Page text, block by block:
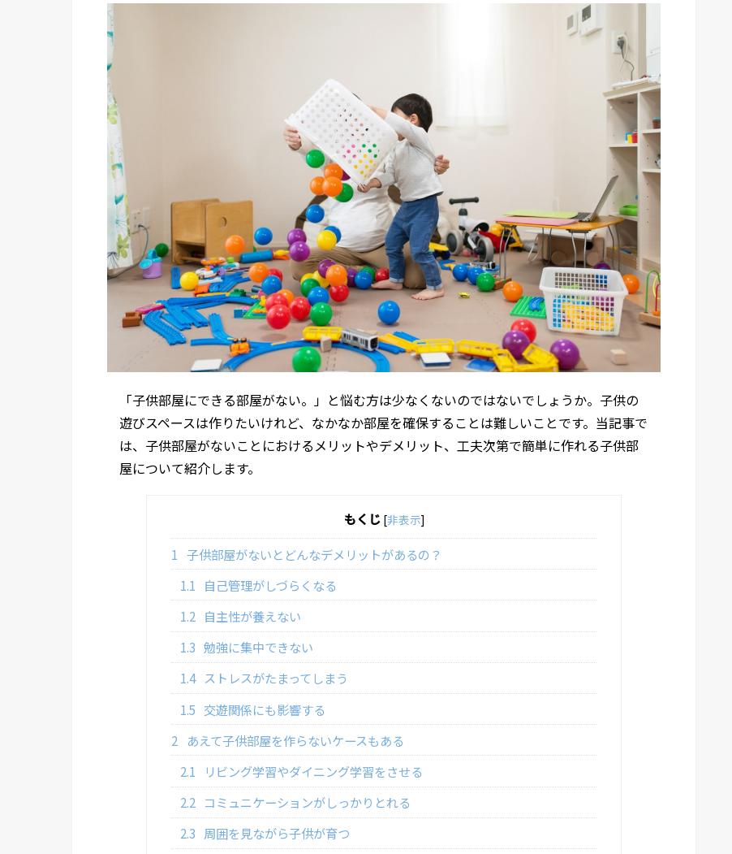
「子供部屋にできる部屋がない。」と悩む方は少なくないのではないでしょうか。子供の
遊びスペースは作りたいけれど、なかなか部屋を確保することは難しいことです。当記事で
は、子供部屋がないことにおけるメリットやデメリット、工夫次第で簡単に作れる子供部
屋について紹介します。
もくじ [非表示]
1 子供部屋がないとどんなデメリットがあるの？
1.1 自己管理がしづらくなる
1.2 自主性が養えない
1.3 勉強に集中できない
1.4 ストレスがたまってしまう
1.5 交遊関係にも影響する
2 あえて子供部屋を作らないケースもある
2.1
リビング学習やダイニング学習をさせる
2.2 コミュニケーションがしっかりとれる
2.3 周囲を見ながら子供が育つ